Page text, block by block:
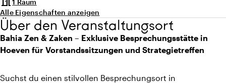
1 Raum
Alle Eigenschaften anzeigen
Über den Veranstaltungsort
Bahia Zen & Zaken – Exklusive Besprechungsstätte in
Hoeven für Vorstandssitzungen und Strategietreffen
Suchst du einen stilvollen Besprechungsort in